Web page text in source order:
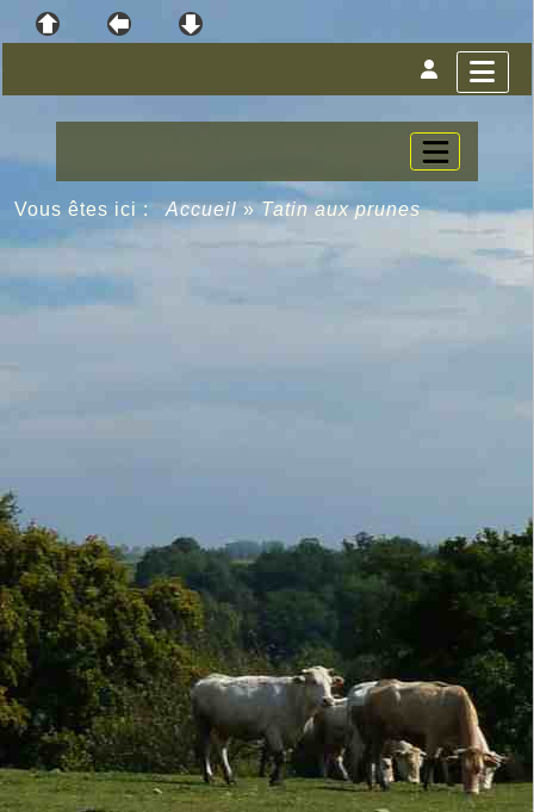
Vous êtes ici : Accueil »Tatin aux prunes